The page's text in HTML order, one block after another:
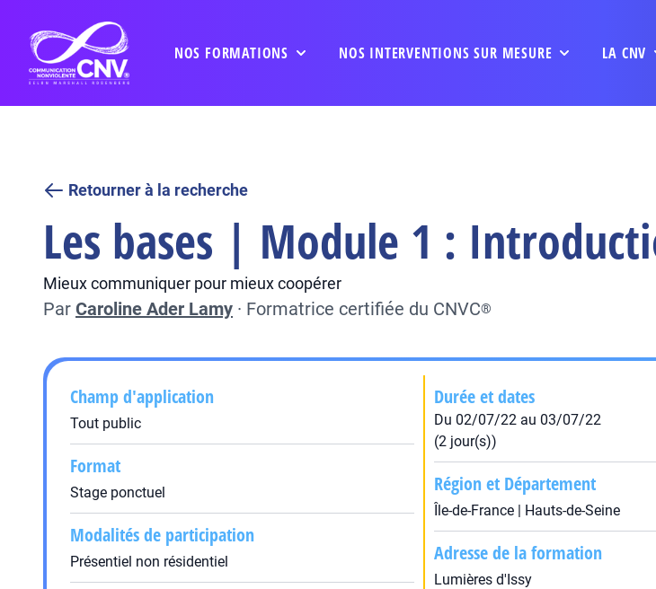
NOS FORMATIONS NOS INTERVENTIONS SUR MESURE LA CNV
Retourner à la recherche
Les bases | Module 1 :
Mieux communiquer pour mieux coopérer
Par Caroline Ader Lamy · Formatrice certifiée du CNVC®
Champ d'application
Tout public
Format
Stage ponctuel
Modalités de participation
Présentiel non résidentiel
Durée et dates
Du 02/07/22 au 03/07/22
(2 jour(s))
Région et Département
Île-de-France | Hauts-de-Seine
Adresse de la formation
Lumières d'Issy